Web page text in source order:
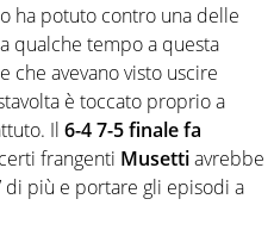
ha potuto contro una delle
qualche tempo a questa
che avevano visto uscire
è toccato proprio a
Il 6-4 7-5 finale fa
frangenti Musettiavrebbe
di più e portare gli episodi a